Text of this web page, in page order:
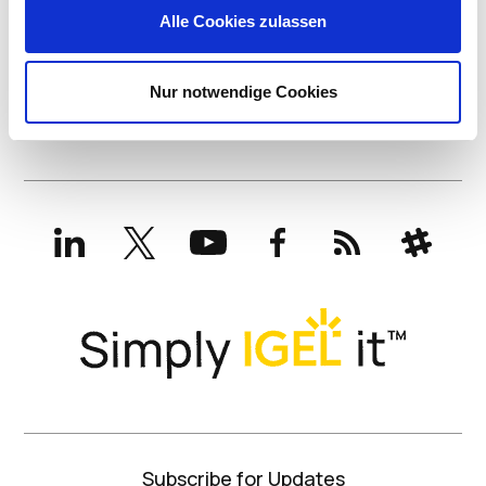
Alle Cookies zulassen
Nur notwendige Cookies
LinkedInX
(formerly
Twitter)
YouTubeFacebookRSS Slack
Subscribe for Updates